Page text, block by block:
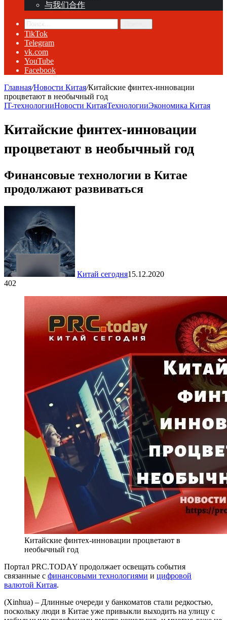
与我们合作
TikTok
Telegram
vk.com
YouTube
Facebook
Главная/Новости Китая/Китайские финтех-инновации
процветают в необычный год
IT-технологииНовости КитаяТехнологииЭкономика Китая
Китайские финтех-инновации
процветают в необычный год
Финансовые технологии в Китае
продолжают развиваться
Китай сегодня15.12.2020
402
Китайские финтех-инновации процветают в
необычный год
Портал PRC.TODAY продолжает освещать события
связанные с финансовыми технологиями и цифровой
валютой Китая.
(Xinhua) – Длинные очереди у банкоматов стали редкостью,
поскольку люди в Китае уже привыкли выходить на улицу с